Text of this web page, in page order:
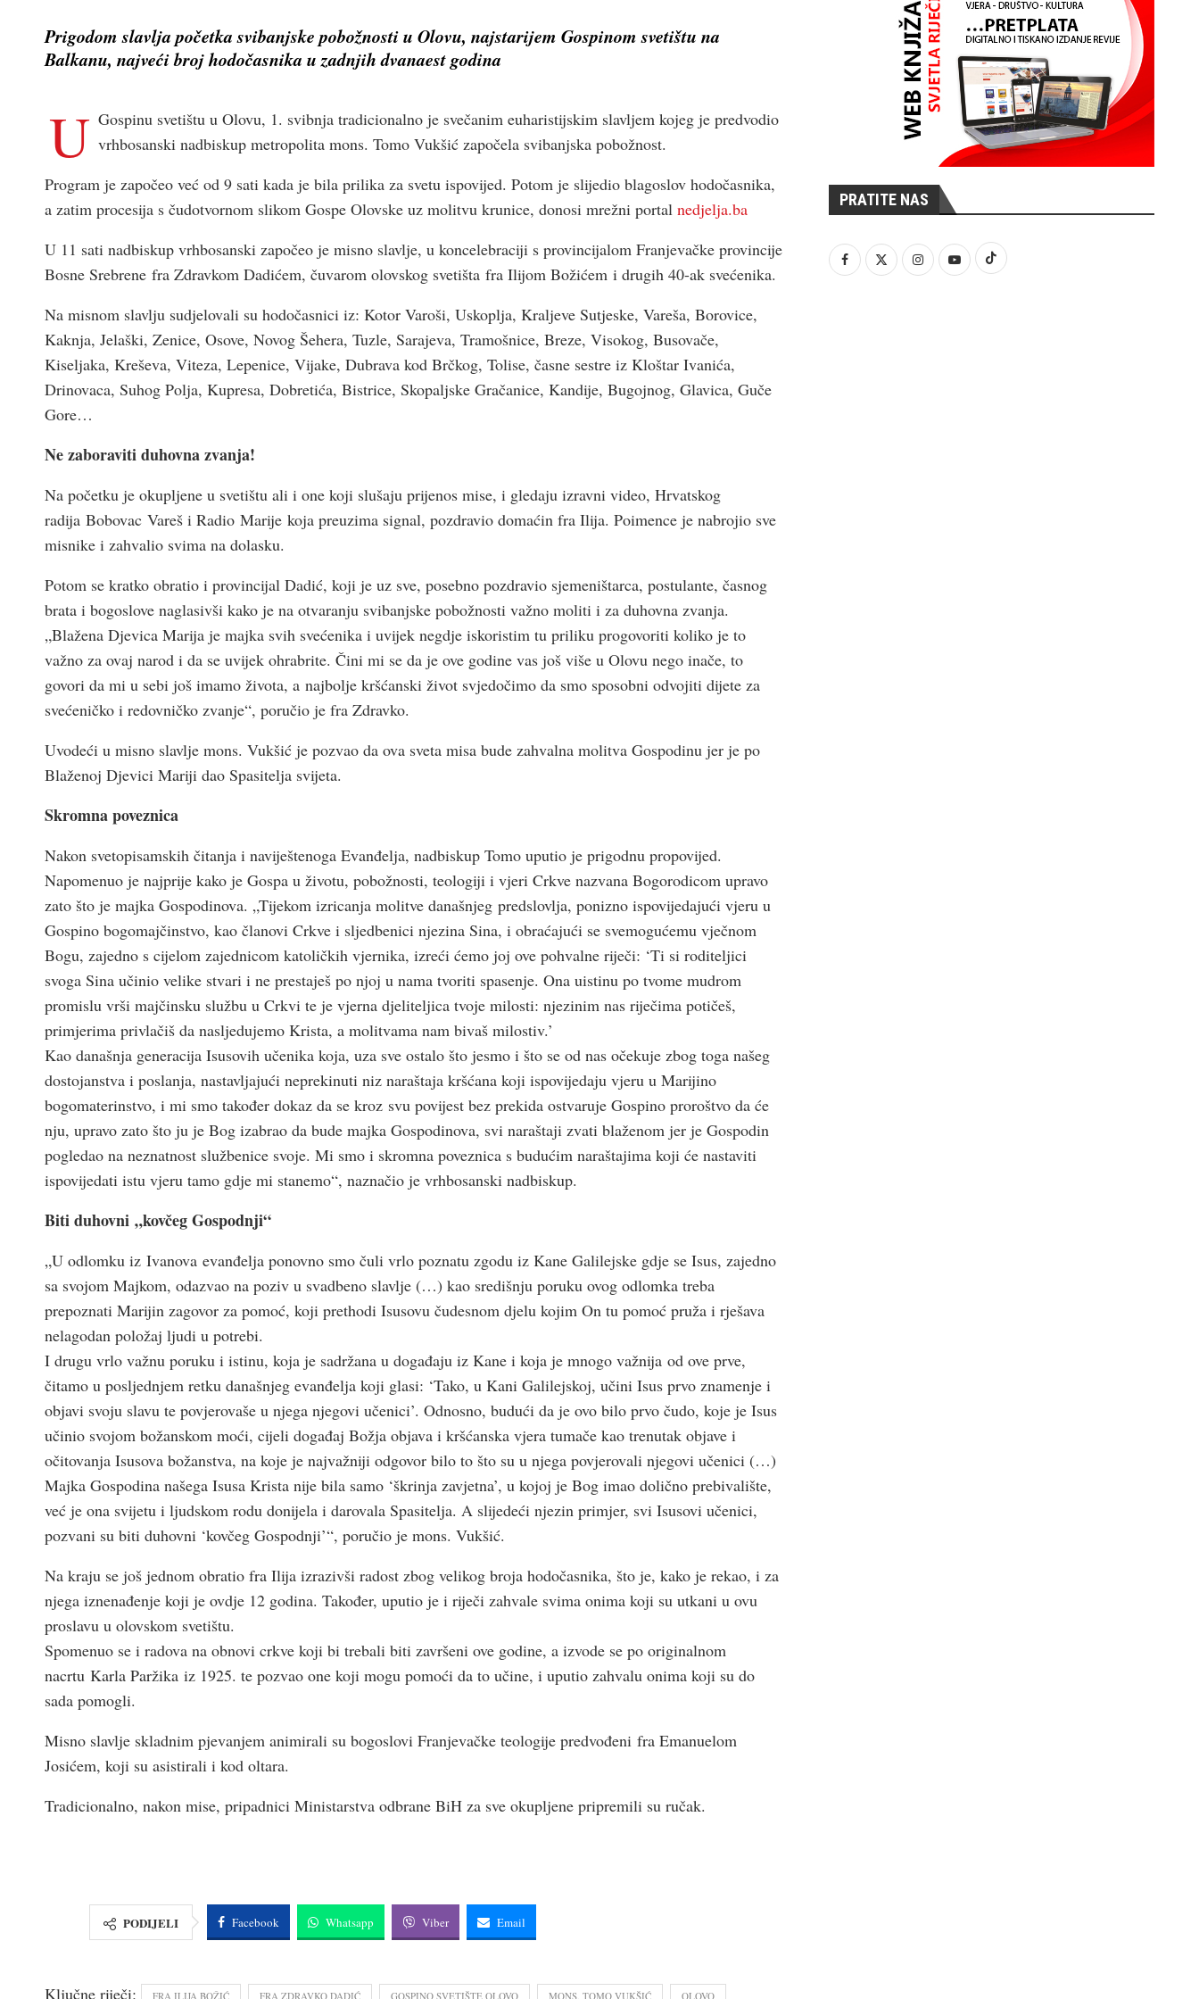
Prigodom slavlja početka svibanjske pobožnosti u Olovu, najstarijem Gospinom svetištu na
Balkanu, najveći broj hodočasnika u zadnjih dvanaest godina
U Gospinu svetištu u Olovu, 1. svibnja tradicionalno je svečanim euharistijskim slavljem kojeg je predvodio
vrhbosanski nadbiskup metropolita mons. Tomo Vukšić započela svibanjska pobožnost.
Program je započeo već od 9 sati kada je bila prilika za svetu ispovijed. Potom je slijedio blagoslov hodočasnika,
a zatim procesija s čudotvornom slikom Gospe Olovske uz molitvu krunice, donosi mrežni portal nedjelja.ba
U 11 sati nadbiskup vrhbosanski započeo je misno slavlje, u koncelebraciji s provincijalom Franjevačke provincije
Bosne Srebrene fra Zdravkom Dadićem, čuvarom olovskog svetišta fra Ilijom Božićem i drugih 40-ak svećenika.
Na misnom slavlju sudjelovali su hodočasnici iz: Kotor Varoši, Uskoplja, Kraljeve Sutjeske, Vareša, Borovice,
Kaknja, Jelaški, Zenice, Osove, Novog Šehera, Tuzle, Sarajeva, Tramošnice, Breze, Visokog, Busovače,
Kiseljaka, Kreševa, Viteza, Lepenice, Vijake, Dubrava kod Brčkog, Tolise, časne sestre iz Kloštar Ivanića,
Drinovaca, Suhog Polja, Kupresa, Dobretića, Bistrice, Skopaljske Gračanice, Kandije, Bugojnog, Glavica, Guče
Gore…
Ne zaboraviti duhovna zvanja!
Na početku je okupljene u svetištu ali i one koji slušaju prijenos mise, i gledaju izravni video, Hrvatskog
radija Bobovac Vareš i Radio Marije koja preuzima signal, pozdravio domaćin fra Ilija. Poimence je nabrojio sve
misnike i zahvalio svima na dolasku.
Potom se kratko obratio i provincijal Dadić, koji je uz sve, posebno pozdravio sjemeništarca, postulante, časnog
brata i bogoslove naglasivši kako je na otvaranju svibanjske pobožnosti važno moliti i za duhovna zvanja.
„Blažena Djevica Marija je majka svih svećenika i uvijek negdje iskoristim tu priliku progovoriti koliko je to
važno za ovaj narod i da se uvijek ohrabrite. Čini mi se da je ove godine vas još više u Olovu nego inače, to
govori da mi u sebi još imamo života, a najbolje kršćanski život svjedočimo da smo sposobni odvojiti dijete za
svećeničko i redovničko zvanje“, poručio je fra Zdravko.
Uvodeći u misno slavlje mons. Vukšić je pozvao da ova sveta misa bude zahvalna molitva Gospodinu jer je po
Blaženoj Djevici Mariji dao Spasitelja svijeta.
Skromna poveznica
Nakon svetopisamskih čitanja i naviještenoga Evanđelja, nadbiskup Tomo uputio je prigodnu propovijed.
Napomenuo je najprije kako je Gospa u životu, pobožnosti, teologiji i vjeri Crkve nazvana Bogorodicom upravo
zato što je majka Gospodinova. „Tijekom izricanja molitve današnjeg predslovlja, ponizno ispovijedajući vjeru u
Gospino bogomajčinstvo, kao članovi Crkve i sljedbenici njezina Sina, i obraćajući se svemogućemu vječnom
Bogu, zajedno s cijelom zajednicom katoličkih vjernika, izreći ćemo joj ove pohvalne riječi: ‘Ti si roditeljici
svoga Sina učinio velike stvari i ne prestaješ po njoj u nama tvoriti spasenje. Ona uistinu po tvome mudrom
promislu vrši majčinsku službu u Crkvi te je vjerna djeliteljica tvoje milosti: njezinim nas riječima potičeš,
primjerima privlačiš da nasljedujemo Krista, a molitvama nam bivaš milostiv.’
Kao današnja generacija Isusovih učenika koja, uza sve ostalo što jesmo i što se od nas očekuje zbog toga našeg
dostojanstva i poslanja, nastavljajući neprekinuti niz naraštaja kršćana koji ispovijedaju vjeru u Marijino
bogomaterinstvo, i mi smo također dokaz da se kroz svu povijest bez prekida ostvaruje Gospino proroštvo da će
nju, upravo zato što ju je Bog izabrao da bude majka Gospodinova, svi naraštaji zvati blaženom jer je Gospodin
pogledao na neznatnost službenice svoje. Mi smo i skromna poveznica s budućim naraštajima koji će nastaviti
ispovijedati istu vjeru tamo gdje mi stanemo“, naznačio je vrhbosanski nadbiskup.
Biti duhovni „kovčeg Gospodnji“
„U odlomku iz Ivanova evanđelja ponovno smo čuli vrlo poznatu zgodu iz Kane Galilejske gdje se Isus, zajedno
sa svojom Majkom, odazvao na poziv u svadbeno slavlje (…) kao središnju poruku ovog odlomka treba
prepoznati Marijin zagovor za pomoć, koji prethodi Isusovu čudesnom djelu kojim On tu pomoć pruža i rješava
nelagodan položaj ljudi u potrebi.
I drugu vrlo važnu poruku i istinu, koja je sadržana u događaju iz Kane i koja je mnogo važnija od ove prve,
čitamo u posljednjem retku današnjeg evanđelja koji glasi: ‘Tako, u Kani Galilejskoj, učini Isus prvo znamenje i
objavi svoju slavu te povjerovaše u njega njegovi učenici’. Odnosno, budući da je ovo bilo prvo čudo, koje je Isus
učinio svojom božanskom moći, cijeli događaj Božja objava i kršćanska vjera tumače kao trenutak objave i
očitovanja Isusova božanstva, na koje je najvažniji odgovor bilo to što su u njega povjerovali njegovi učenici (…)
Majka Gospodina našega Isusa Krista nije bila samo ‘škrinja zavjetna’, u kojoj je Bog imao dolično prebivalište,
već je ona svijetu i ljudskom rodu donijela i darovala Spasitelja. A slijedeći njezin primjer, svi Isusovi učenici,
pozvani su biti duhovni ‘kovčeg Gospodnji’“, poručio je mons. Vukšić.
Na kraju se još jednom obratio fra Ilija izrazivši radost zbog velikog broja hodočasnika, što je, kako je rekao, i za
njega iznenađenje koji je ovdje 12 godina. Također, uputio je i riječi zahvale svima onima koji su utkani u ovu
proslavu u olovskom svetištu.
Spomenuo se i radova na obnovi crkve koji bi trebali biti završeni ove godine, a izvode se po originalnom
nacrtu Karla Paržika iz 1925. te pozvao one koji mogu pomoći da to učine, i uputio zahvalu onima koji su do
sada pomogli.
Misno slavlje skladnim pjevanjem animirali su bogoslovi Franjevačke teologije predvođeni fra Emanuelom
Josićem, koji su asistirali i kod oltara.
Tradicionalno, nakon mise, pripadnici Ministarstva odbrane BiH za sve okupljene pripremili su ručak.
PODIJELI Facebook Whatsapp Viber Email
Ključne riječi: FRA ILIJA BOŽIĆ FRA ZDRAVKO DADIĆ GOSPINO SVETIŠTE OLOVO MONS. TOMO VUKŠIĆ OLOVO
PRATITE NAS